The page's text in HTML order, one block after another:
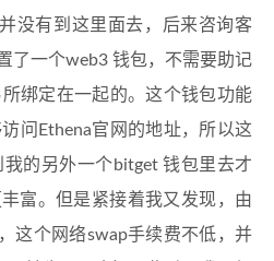
没有到这里面去，后来咨询客
了一个web3 钱包，不需要助记
绑定在一起的。这个钱包功能
问Ethena官网的地址，所以这
的另外一个bitget 钱包里去才
富。但是紧接着我又发现，由
这个网络swap手续费不低，并